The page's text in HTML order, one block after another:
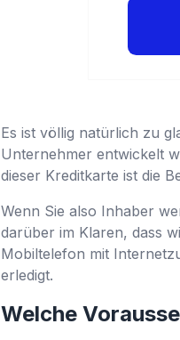
Es ist völlig natürlich zu
Unternehmer entwickelt
dieser Kreditkarte ist die
Wenn Sie also Inhaber
darüber im Klaren, dass
Mobiltelefon mit
erledigt.
Welche